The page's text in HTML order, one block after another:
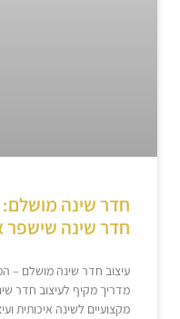
חדר שינה
חדר שינה שישפר את
עיצוב חדר שינה מושלם –
מדריך מקיף לעיצוב חדר
מקצועיים לשינה איכותית